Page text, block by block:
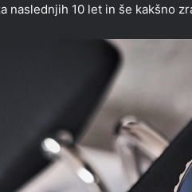
naslednjih 10 let in še kakšno